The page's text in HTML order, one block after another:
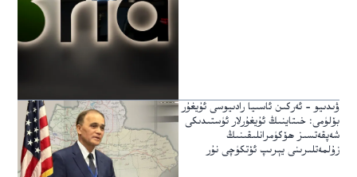
ۋىدىيو – ئەركىن ئاسىيا رادىيوسى ئۇيغۇر
بۆلۈمى: خىتاينىڭ ئۇيغۇرلار ئۈستىدىكى
شەپقەتسىز ھۆكۈمرانلىقىنىڭ
زۇلمەتلىرىنى يېرىپ ئۆتكۈچى نۇر